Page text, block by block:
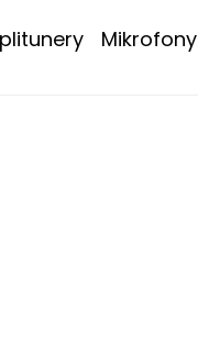
Mikrofony